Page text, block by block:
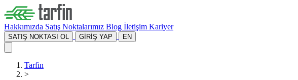
Hakkımızda Satış Noktalarımız Blog İletişim Kariyer
SATIŞ NOKTASI OL GİRİŞ YAP EN
Tarfin
>